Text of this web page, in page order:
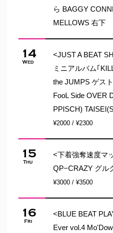
ら BAGGY
MELLOWS 右下
14
Wed
<JUST A BEAT
ミニアルバム｢
the JUMPS ゲス
FooL Side OVER
PPISCH)
¥2000 / ¥2300
15
Thu
<下着強奪速度マ
QP−CRAZY グル
¥3000 / ¥3500
16
Fri
<BLUE BEAT
Ever vol.4